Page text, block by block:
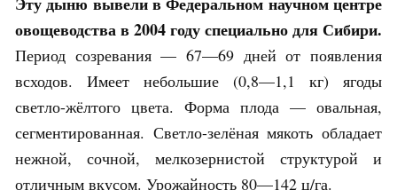
овощеводства в 2004 году специально для Сибири.
Период созревания — 67—69 дней от появления
всходов. Имеет небольшие (0,8—1,1 кг) ягоды
светло-жёлтого цвета. Форма плода — овальная,
сегментированная. Светло-зелёная мякоть обладает
нежной, сочной, мелкозернистой структурой и
отличным вкусом. Урожайность 80—142 ц/га.